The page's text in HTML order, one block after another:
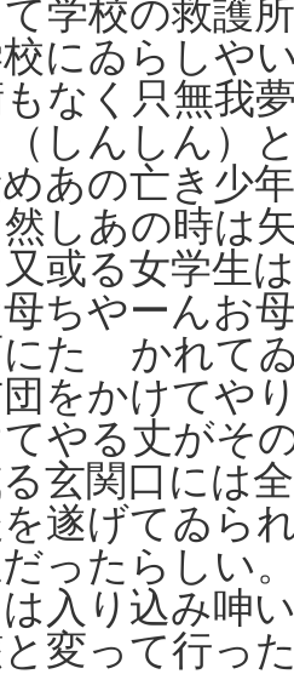
学校の救護
校にゐらしや
なく只無我
しんしん）
あの亡き少
しあの時は
或る女学生
ちやーんお
たゝかれて
をかけてや
やる丈がそ
玄関口には
遂げてゐら
ったらしい
入り込み呻
変って行っ